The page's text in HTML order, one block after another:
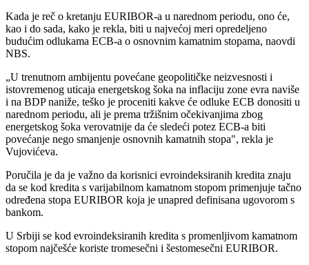
Kada je reč o kretanju EURIBOR-a u narednom periodu, ono će,
kao i do sada, kako je rekla, biti u najvećoj meri opredeljeno
budućim odlukama ECB-a o osnovnim kamatnim stopama, naovdi
NBS.
„U trenutnom ambijentu povećane geopolitičke neizvesnosti i
istovremenog uticaja energetskog šoka na inflaciju zone evra naviše
i na BDP naniže, teško je proceniti kakve će odluke ECB donositi u
narednom periodu, ali je prema tržišnim očekivanjima zbog
energetskog šoka verovatnije da će sledeći potez ECB-a biti
povećanje nego smanjenje osnovnih kamatnih stopa", rekla je
Vujovićeva.
Poručila je da je važno da korisnici evroindeksiranih kredita znaju
da se kod kredita s varijabilnom kamatnom stopom primenjuje tačno
određena stopa EURIBOR koja je unapred definisana ugovorom s
bankom.
U Srbiji se kod evroindeksiranih kredita s promenljivom kamatnom
stopom najčešće koriste tromesečni i šestomesečni EURIBOR.